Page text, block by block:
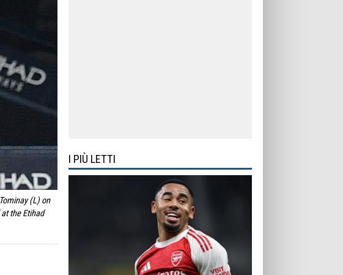
(L) on
the Etihad
I PIÙ LETTI